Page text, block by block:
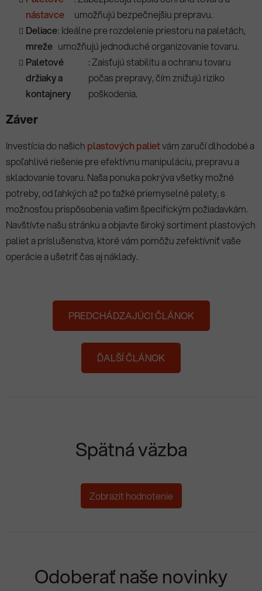
nástavce
umožňujú bezpečnejšiu prepravu.
Deliace
mreže
: Ideálne pre rozdelenie priestoru na paletách,
umožňujú jednoduché organizovanie tovaru.
Paletové
držiaky a
kontajnery
: Zaisťujú stabilitu a ochranu tovaru
počas prepravy, čím znižujú riziko
poškodenia.
Záver
Investícia do našich plastových palietvám zaručí dlhodobé a
spoľahlivé riešenie pre efektívnu manipuláciu, prepravu a
skladovanie tovaru. Naša ponuka pokrýva všetky možné
potreby, od ľahkých až po ťažké priemyselné palety, s
možnosťou prispôsobenia vašim špecifickým požiadavkám.
Navštívte našu stránku a objavte široký sortiment plastových
paliet a príslušenstva, ktoré vám pomôžu zefektívniť vaše
operácie a ušetriť čas aj náklady.
PREDCHÁDZAJÚCI ČLÁNOK
ĎALŠÍ ČLÁNOK
Spätná väzba
Zobrazit hodnotenie
Odoberať naše novinky